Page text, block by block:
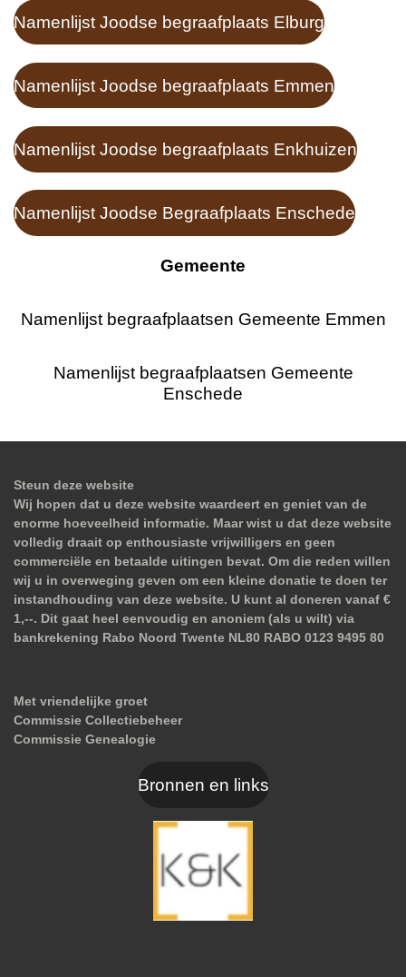
Namenlijst Joodse begraafplaats Elburg
Namenlijst Joodse begraafplaats Emmen
Namenlijst Joodse begraafplaats Enkhuizen
Namenlijst Joodse Begraafplaats Enschede
Gemeente
Namenlijst begraafplaatsen Gemeente Emmen
Namenlijst begraafplaatsen Gemeente
Enschede
Steun deze website
Wij hopen dat u deze website waardeert en geniet van de
enorme hoeveelheid informatie. Maar wist u dat deze website
volledig draait op enthousiaste vrijwilligers en geen
commerciële en betaalde uitingen bevat. Om die reden willen
wij u in overweging geven om een kleine donatie te doen ter
instandhouding van deze website. U kunt al doneren vanaf €
1,--. Dit gaat heel eenvoudig en anoniem (als u wilt) via
bankrekening Rabo Noord Twente NL80 RABO 0123 9495 80
Met vriendelijke groet
Commissie Collectiebeheer
Commissie Genealogie
Bronnen en links